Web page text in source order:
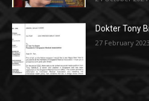
Dokter Tony
27 February 2023